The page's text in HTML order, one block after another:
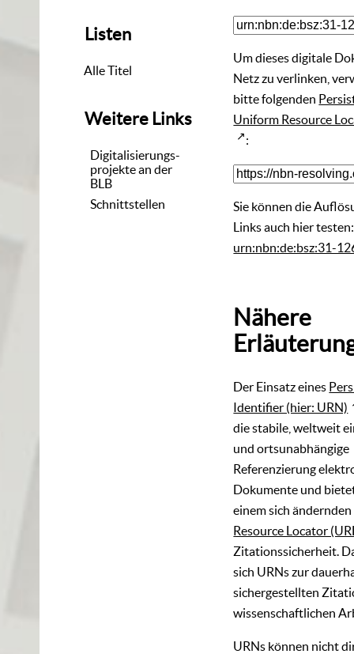
Listen
Alle Titel
Weitere Links
Digitalisierungs-
projekte an der
BLB
Schnittstellen
Um dieses digitale
Netz zu verlinken,
bitte folgenden
Uniform Resource
:
Sie können die
Links auch hier testen:
urn:nbn:de:bsz:31-
Nähere
Der Einsatz eines
Identifier (hier: URN)
die stabile, weltweit
und ortsunabhängige
Referenzierung
Dokumente und
einem sich ändernden
Resource Locator
Zitationssicherheit.
sich URNs zur
sichergestellten
wissenschaftlichen
URNs können nicht